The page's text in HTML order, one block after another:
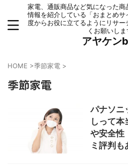
家電、通販商品など気になった
情報を紹介している「おまとめサ
度からお役に立てるようにリサ
くお願いし
アヤケン